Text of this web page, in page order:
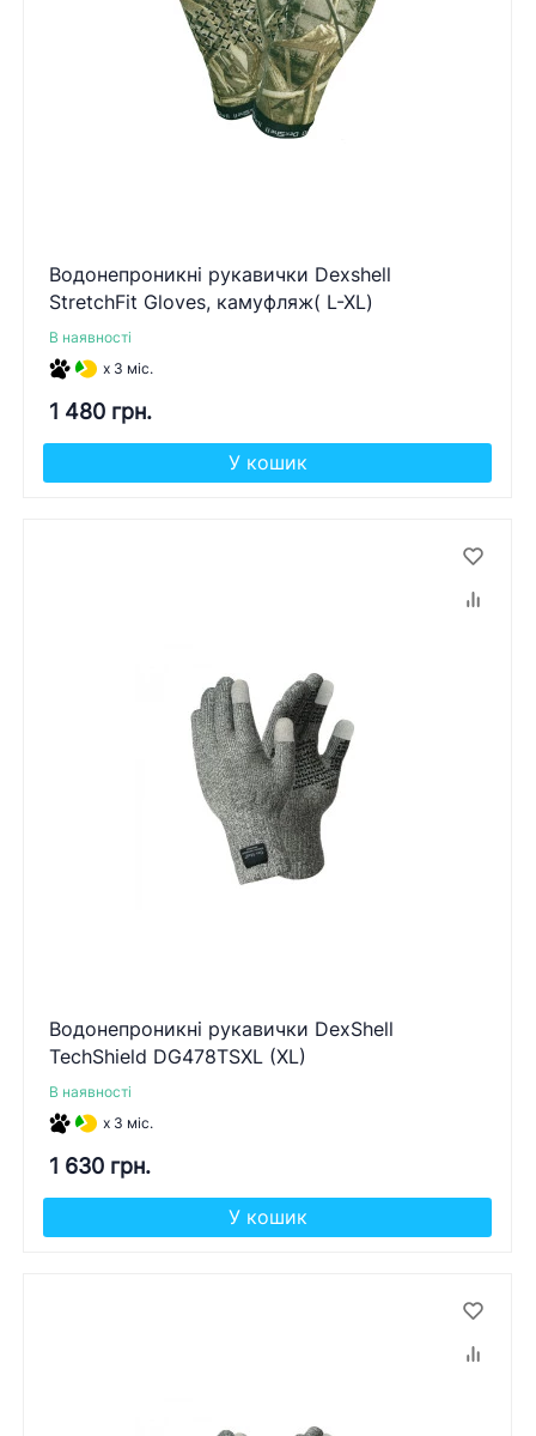
Водонепроникні рукавички Dexshell
StretchFit Gloves, камуфляж( L-XL)
В наявності
x 3 міс.
1 480 грн.
У кошик
Водонепроникні рукавички DexShell
TechShield DG478TSXL (XL)
В наявності
x 3 міс.
1 630 грн.
У кошик